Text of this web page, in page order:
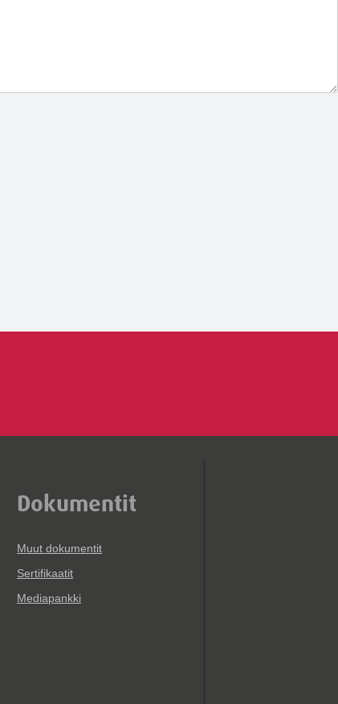
Dokumentit
Muut dokumentit
Sertifikaatit
Mediapankki